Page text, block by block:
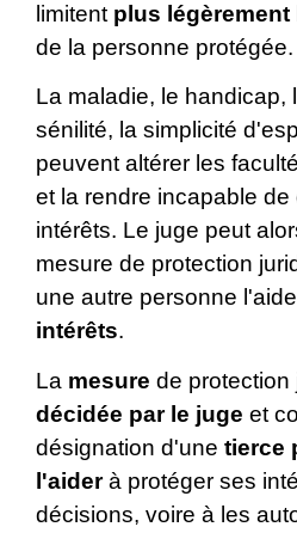
limitent plus légèrement
de la personne protégée.
La maladie, le handicap,
sénilité, la simplicité
peuvent altérer les
et la rendre incapable de
intérêts. Le juge peut
mesure de protection
une autre personne
intérêts.
La mesure de protection
décidée par le juge et
désignation d'une tierce
l'aiderà protéger ses
décisions, voire à les